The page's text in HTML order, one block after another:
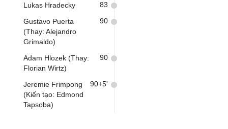
Lukas Hradecky 83
Gustavo Puerta
(Thay: Alejandro
Grimaldo)
90
Adam Hlozek (Thay:
Florian Wirtz)
90
Jeremie Frimpong
(Kiến tạo: Edmond
Tapsoba)
90+5'